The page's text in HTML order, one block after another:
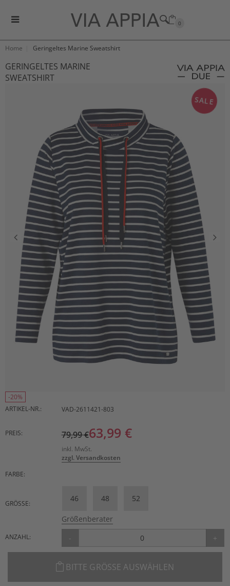
0
Home Geringeltes Marine Sweatshirt
GERINGELTES MARINE
SWEATSHIRT
SALE
-20%
ARTIKEL-NR.:
VAD-2611421-803
PREIS: 79,99 €63,99 €
inkl. MwSt.
zzgl. Versandkosten
FARBE:
GRÖSSE:
46 48 52
Größenberater
ANZAHL: - +
BITTE GRÖSSE AUSWÄHLEN